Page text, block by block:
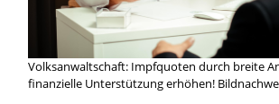
Volksanwaltschaft: Impfquoten durch breite
finanzielle Unterstützung erhöhen!